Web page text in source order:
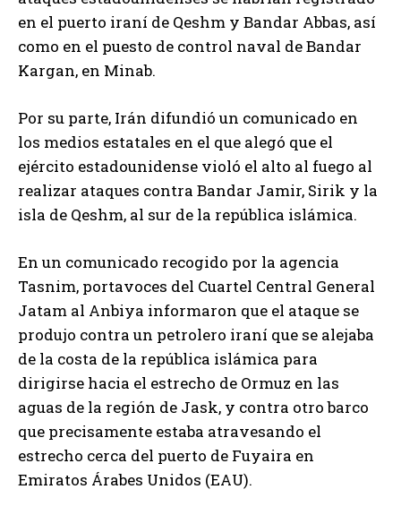
en el puerto iraní de Qeshm y Bandar Abbas, así
como en el puesto de control naval de Bandar
Kargan, en Minab.
Por su parte, Irán difundió un comunicado en
los medios estatales en el que alegó que el
ejército estadounidense violó el alto al fuego al
realizar ataques contra Bandar Jamir, Sirik y la
isla de Qeshm, al sur de la república islámica.
En un comunicado recogido por la agencia
Tasnim, portavoces del Cuartel Central General
Jatam al Anbiya informaron que el ataque se
produjo contra un petrolero iraní que se alejaba
de la costa de la república islámica para
dirigirse hacia el estrecho de Ormuz en las
aguas de la región de Jask, y contra otro barco
que precisamente estaba atravesando el
estrecho cerca del puerto de Fuyaira en
Emiratos Árabes Unidos (EAU).